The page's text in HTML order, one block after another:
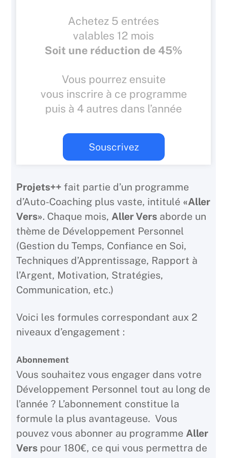
Achetez 5 entrées
valables 12 mois
Soit une réduction de 45%
Vous pourrez ensuite
vous inscrire à ce programme
puis à 4 autres dans l’année
Souscrivez
Projets++ fait partie d’un programme
d’Auto-Coaching plus vaste, intitulé «Aller
Vers». Chaque mois, Aller Vers aborde un
thème de Développement Personnel
(Gestion du Temps, Confiance en Soi,
Techniques d’Apprentissage, Rapport à
l’Argent, Motivation, Stratégies,
Communication, etc.)
Voici les formules correspondant aux 2
niveaux d’engagement :
Abonnement
Vous souhaitez vous engager dans votre
Développement Personnel tout au long de
l’année ? L’abonnement constitue la
formule la plus avantageuse. Vous
pouvez vous abonner au programme Aller
Vers pour 180€, ce qui vous permettra de